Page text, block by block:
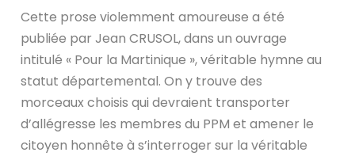
Cette prose violemment amoureuse a été
publiée par Jean CRUSOL, dans un ouvrage
intitulé « Pour la Martinique », véritable hymne au
statut départemental. On y trouve des
morceaux choisis qui devraient transporter
d’allégresse les membres du PPM et amener le
citoyen honnête à s’interroger sur la véritable